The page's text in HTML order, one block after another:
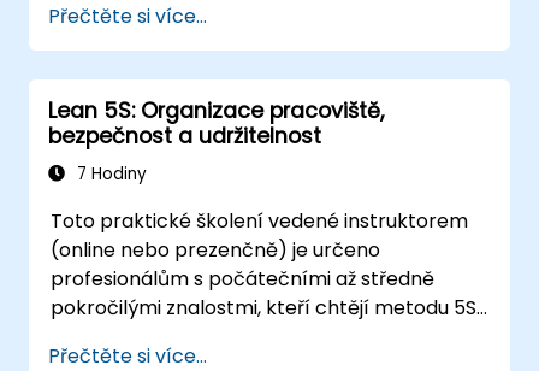
pochopení povahy změn, řešení
emocionálních reakcí jednotlivců a týmů,
udržení produktivity i morálky v průběhu
přechodového období. Účastníci zjistí, jak
změny ovlivňují lidi, naučí se techniky
snižování odporu k nim a procvičí si postupy
kurzu budou moci tyto principy uplatnit ve
svých rolích, což podpoří jejich schopnost
adaptace i přínos pro úspěch organizace.
Přečtěte si více...
Lean 5S: Organizace pracoviště,
bezpečnost a udržitelnost
7 Hodiny
Toto praktické školení vedené instruktorem
(online nebo prezenčně) je určeno
profesionálům s počátečními až středně
pokročilými znalostmi, kteří chtějí metodu 5S
Přečtěte si více...